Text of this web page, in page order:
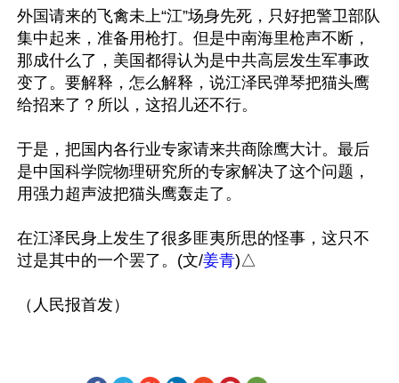
外国请来的飞禽未上“江”场身先死，只好把警卫部队
集中起来，准备用枪打。但是中南海里枪声不断，
那成什么了，美国都得认为是中共高层发生军事政
变了。要解释，怎么解释，说江泽民弹琴把猫头鹰
给招来了？所以，这招儿还不行。
于是，把国内各行业专家请来共商除鹰大计。最后
是中国科学院物理研究所的专家解决了这个问题，
用强力超声波把猫头鹰轰走了。
在江泽民身上发生了很多匪夷所思的怪事，这只不
过是其中的一个罢了。(文/姜青)△